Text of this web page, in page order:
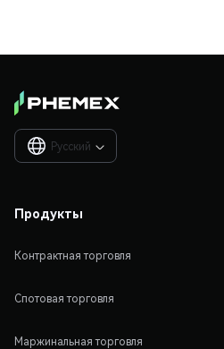
Русский 
Продукты
Контрактная торговля
Спотовая торговля
Маржинальная торговля